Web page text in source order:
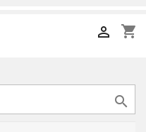
shopping_cart

